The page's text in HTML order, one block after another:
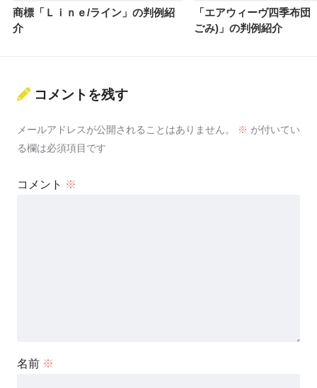
商標「Ｌｉｎｅ/ライン」の判例紹
介
「エアウィーヴ四季布団
ごみ)」の判例紹介
コメントを残す
メールアドレスが公開されることはありません。 ※ が付いてい
る欄は必須項目です
コメント ※
名前 ※